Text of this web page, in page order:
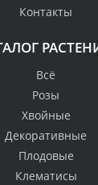
Контакты
Всё
Розы
Хвойные
Декоративные
Плодовые
Клематисы